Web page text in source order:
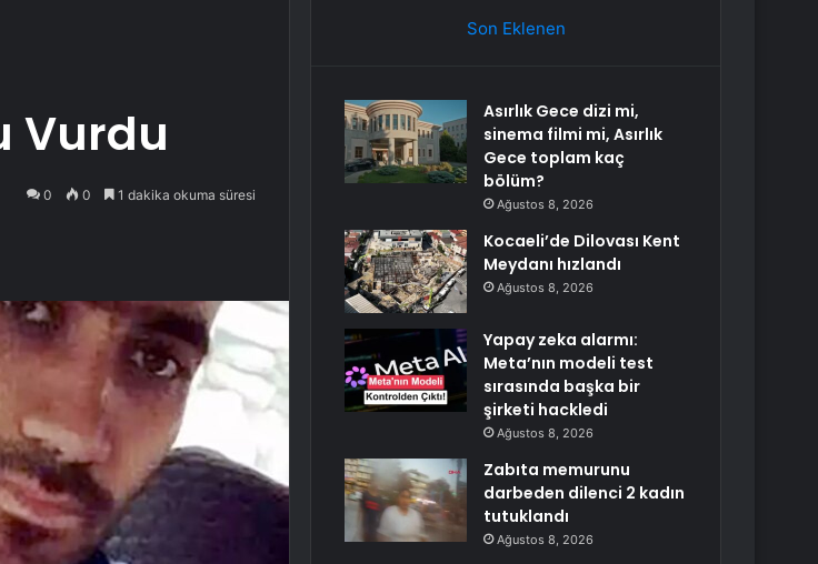
Vurdu
0 0 1 dakika okuma süresi
Son Eklenen
Asırlık Gece dizi mi,
sinema filmi mi, Asırlık
Gece toplam kaç
bölüm?
Ağustos 8, 2026
Kocaeli’de Dilovası Kent
Meydanı hızlandı
Ağustos 8, 2026
Yapay zeka alarmı:
Meta’nın modeli test
sırasında başka bir
şirketi hackledi
Ağustos 8, 2026
Zabıta memurunu
darbeden dilenci 2 kadın
tutuklandı
Ağustos 8, 2026